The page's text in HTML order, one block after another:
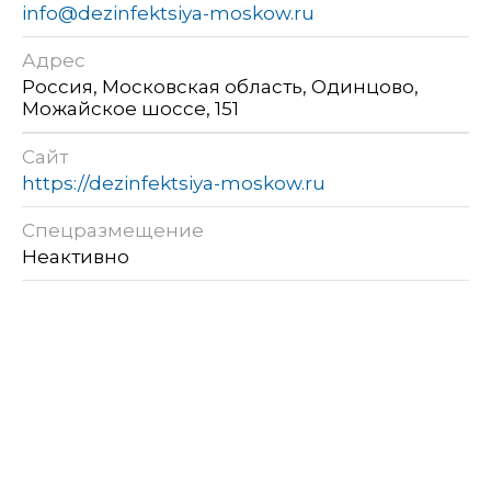
info@dezinfektsiya-moskow.ru
Адрес
Россия, Московская область, Одинцово,
Можайское шоссе, 151
Сайт
https://dezinfektsiya-moskow.ru
Спецразмещение
Неактивно